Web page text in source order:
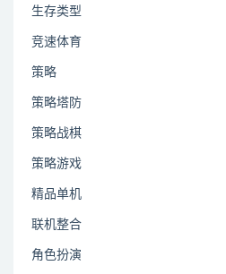
生存类型
竞速体育
策略
策略塔防
策略战棋
策略游戏
精品单机
联机整合
角色扮演